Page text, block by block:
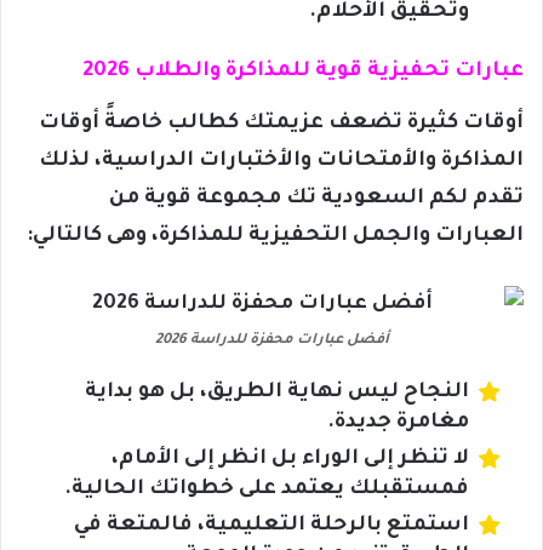
وتحقيق الأحلام.
عبارات تحفيزية قوية للمذاكرة والطلاب 2026
أوقات كثيرة تضعف عزيمتك كطالب خاصةً أوقات
المذاكرة والأمتحانات والأختبارات الدراسية، لذلك
تقدم لكم السعودية تك مجموعة قوية من
العبارات والجمل التحفيزية للمذاكرة، وهى كالتالي:
أفضل عبارات محفزة للدراسة 2026
النجاح ليس نهاية الطريق، بل هو بداية
مغامرة جديدة.
لا تنظر إلى الوراء بل انظر إلى الأمام،
فمستقبلك يعتمد على خطواتك الحالية.
استمتع بالرحلة التعليمية، فالمتعة في